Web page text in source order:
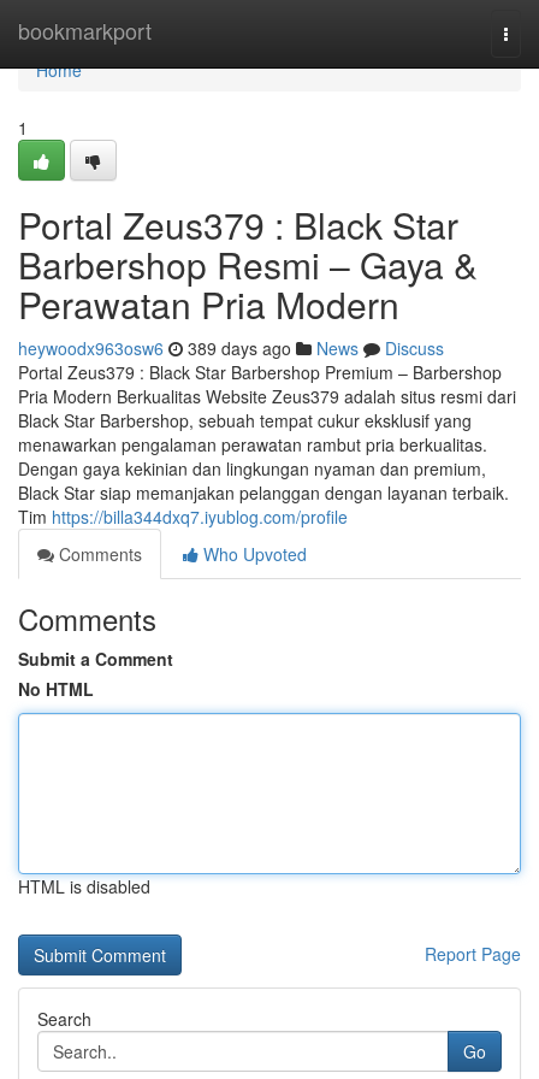
bookmarkport
Home
Home
1
Portal Zeus379 : Black Star
Barbershop Resmi – Gaya &
Perawatan Pria Modern
heywoodx963osw6 389 days ago News
Discuss
Portal Zeus379 : Black Star Barbershop Premium – Barbershop
Pria Modern Berkualitas Website Zeus379 adalah situs resmi dari
Black Star Barbershop, sebuah tempat cukur eksklusif yang
menawarkan pengalaman perawatan rambut pria berkualitas.
Dengan gaya kekinian dan lingkungan nyaman dan premium,
Black Star siap memanjakan pelanggan dengan layanan terbaik.
Tim https://billa344dxq7.iyublog.com/profile
Comments
Who Upvoted
Comments
Submit a Comment
No HTML
HTML is disabled
Report Page
Search
Go